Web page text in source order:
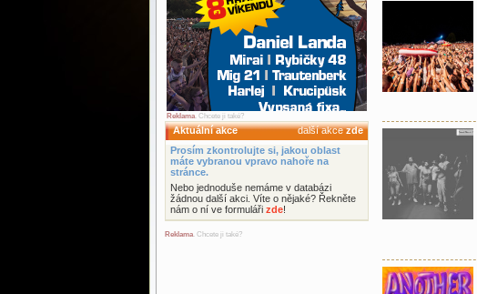
Reklama. Chcete ji také?
Aktuální akce další akcezde
Prosím zkontrolujte si, jakou oblast
máte vybranou vpravo nahoře na
stránce.
Nebo jednoduše nemáme v databázi
žádnou další akci. Víte o nějaké? Řekněte
nám o ní ve formuláři zde!
Reklama. Chcete ji také?